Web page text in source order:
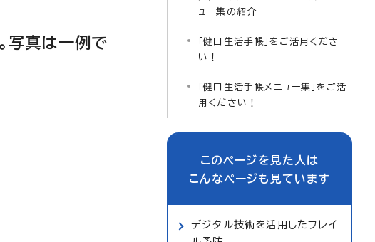
写真は一例で
ュー集の紹介
「健口生活手帳」をご活用くださ
い！
「健口生活手帳メニュー集」をご活
用ください！
このページを見た人は
こんなページも見ています
デジタル技術を活用したフレイ